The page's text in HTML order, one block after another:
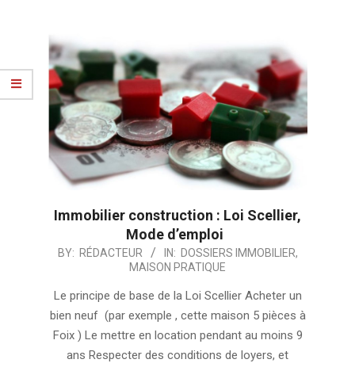
Immobilier construction : Loi Scellier,
Mode d’emploi
2024-
06
BY: RÉDACTEUR IN: DOSSIERS IMMOBILIER,
MAISON PRATIQUE
Le principe de base de la Loi Scellier Acheter un
bien neuf (par exemple , cette maison 5 pièces à
Foix ) Le mettre en location pendant au moins 9
ans Respecter des conditions de loyers, et